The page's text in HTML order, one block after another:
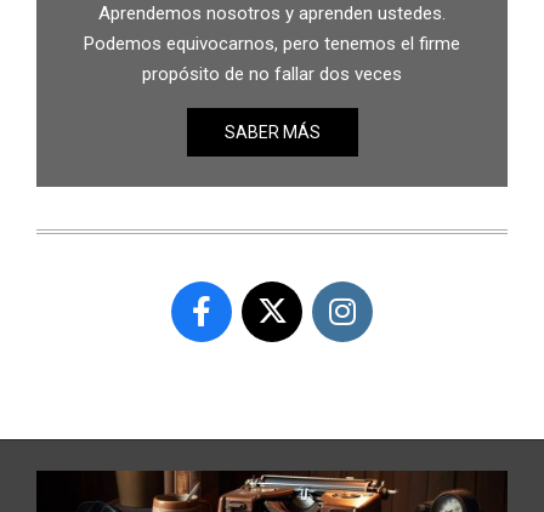
Aprendemos nosotros y aprenden ustedes.
Podemos equivocarnos, pero tenemos el firme
propósito de no fallar dos veces
SABER MÁS